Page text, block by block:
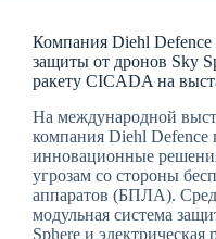
Компания Diehl Defence
защиты от дронов Sky
ракету CICADA на
На международной
компания Diehl Defence
инновационные
угрозам со стороны
аппаратов (БПЛА).
модульная система
Sphere и электрическая